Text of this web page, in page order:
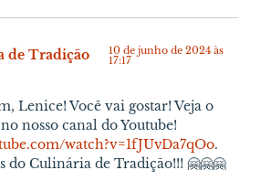
de Tradição
10 de junho de 2024 às
17:17
Lenice! Você vai gostar! Veja o
nosso canal do Youtube!
watch?v=1fJUvDa7qOo.
do Culinária de Tradição!!! 🤗🤗🤗